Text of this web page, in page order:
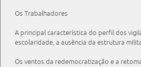
Os Trabalhadores
A principal característica do perfil dos
escolaridade, a ausência da estrutura
Os ventos da redemocratização e a